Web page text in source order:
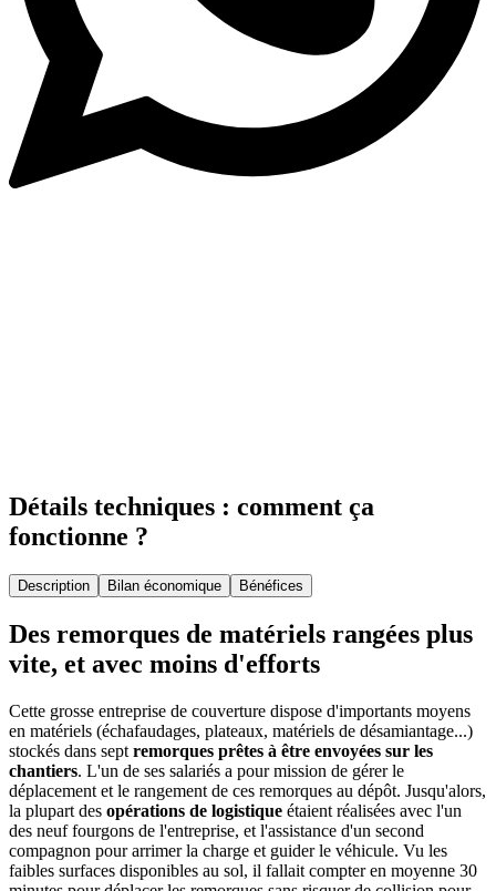
Détails techniques : comment ça
fonctionne ?
Description Bilan économique Bénéfices
Des remorques de matériels rangées plus
vite, et avec moins d'efforts
Cette grosse entreprise de couverture dispose d'importants moyens
en matériels (échafaudages, plateaux, matériels de désamiantage...)
stockés dans sept remorques prêtes à être envoyées sur les
chantiers. L'un de ses salariés a pour mission de gérer le
déplacement et le rangement de ces remorques au dépôt. Jusqu'alors,
la plupart des opérations de logistique étaient réalisées avec l'un
des neuf fourgons de l'entreprise, et l'assistance d'un second
compagnon pour arrimer la charge et guider le véhicule. Vu les
faibles surfaces disponibles au sol, il fallait compter en moyenne 30